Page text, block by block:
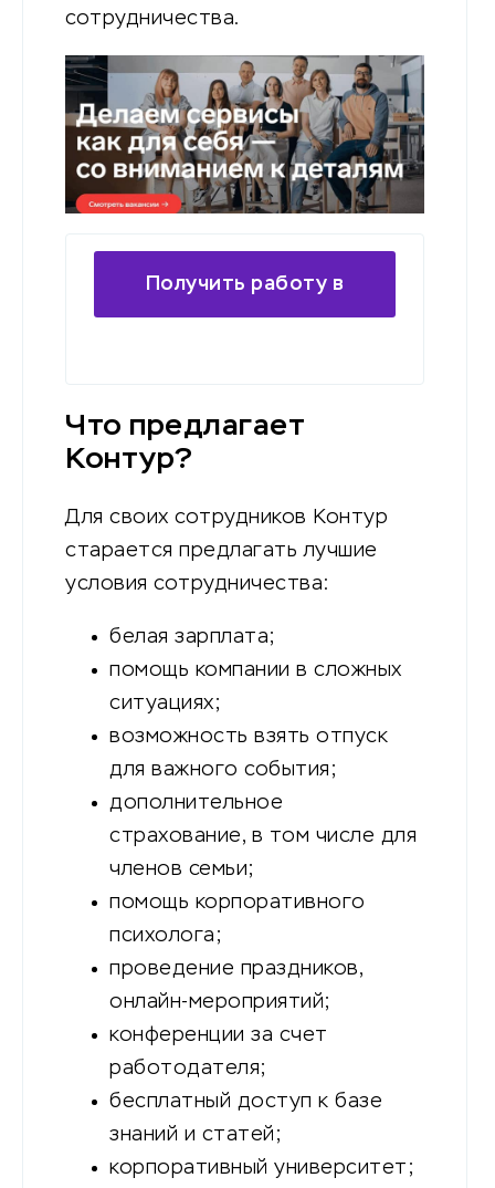
сотрудничества.
Получить работу в
Что предлагает
Контур?
Для своих сотрудников Контур
старается предлагать лучшие
условия сотрудничества:
белая зарплата;
помощь компании в сложных
ситуациях;
возможность взять отпуск
для важного события;
дополнительное
страхование, в том числе для
членов семьи;
помощь корпоративного
психолога;
проведение праздников,
онлайн-мероприятий;
конференции за счет
работодателя;
бесплатный доступ к базе
знаний и статей;
корпоративный университет;